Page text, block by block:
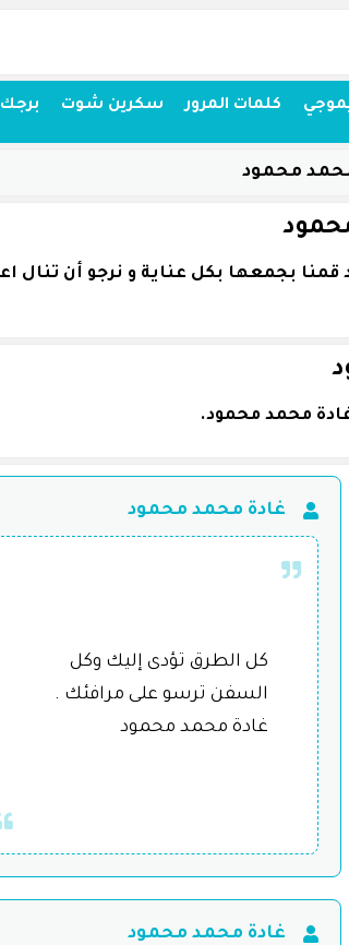
كلمات المرور سكرين شوت برجك
محمود
محمد محمود.
غادة محمد محمود
كل الطرق تؤدى إليك وكل
السفن ترسو على مرافئك .
غادة محمد محمود
غادة محمد محمود